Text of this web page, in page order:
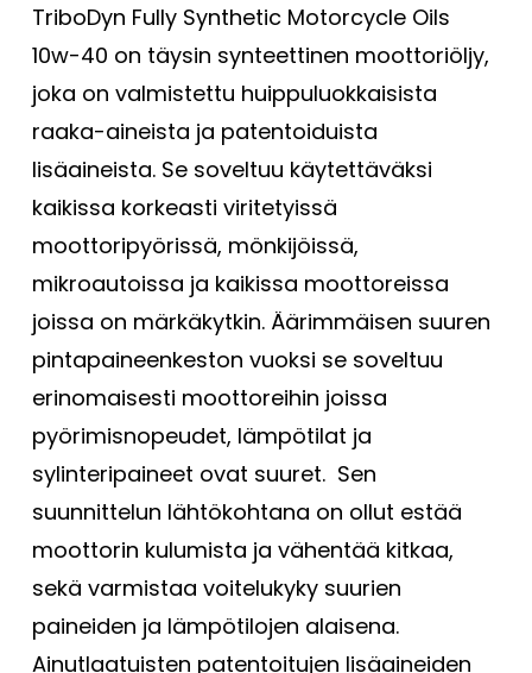
TriboDyn Fully Synthetic Motorcycle Oils
10w-40 on täysin synteettinen moottoriöljy,
joka on valmistettu huippuluokkaisista
raaka-aineista ja patentoiduista
lisäaineista. Se soveltuu käytettäväksi
kaikissa korkeasti viritetyissä
moottoripyörissä, mönkijöissä,
mikroautoissa ja kaikissa moottoreissa
joissa on märkäkytkin. Äärimmäisen suuren
pintapaineenkeston vuoksi se soveltuu
erinomaisesti moottoreihin joissa
pyörimisnopeudet, lämpötilat ja
sylinteripaineet ovat suuret. Sen
suunnittelun lähtökohtana on ollut estää
moottorin kulumista ja vähentää kitkaa,
sekä varmistaa voitelukyky suurien
paineiden ja lämpötilojen alaisena.
Ainutlaatuisten patentoitujen lisäaineiden